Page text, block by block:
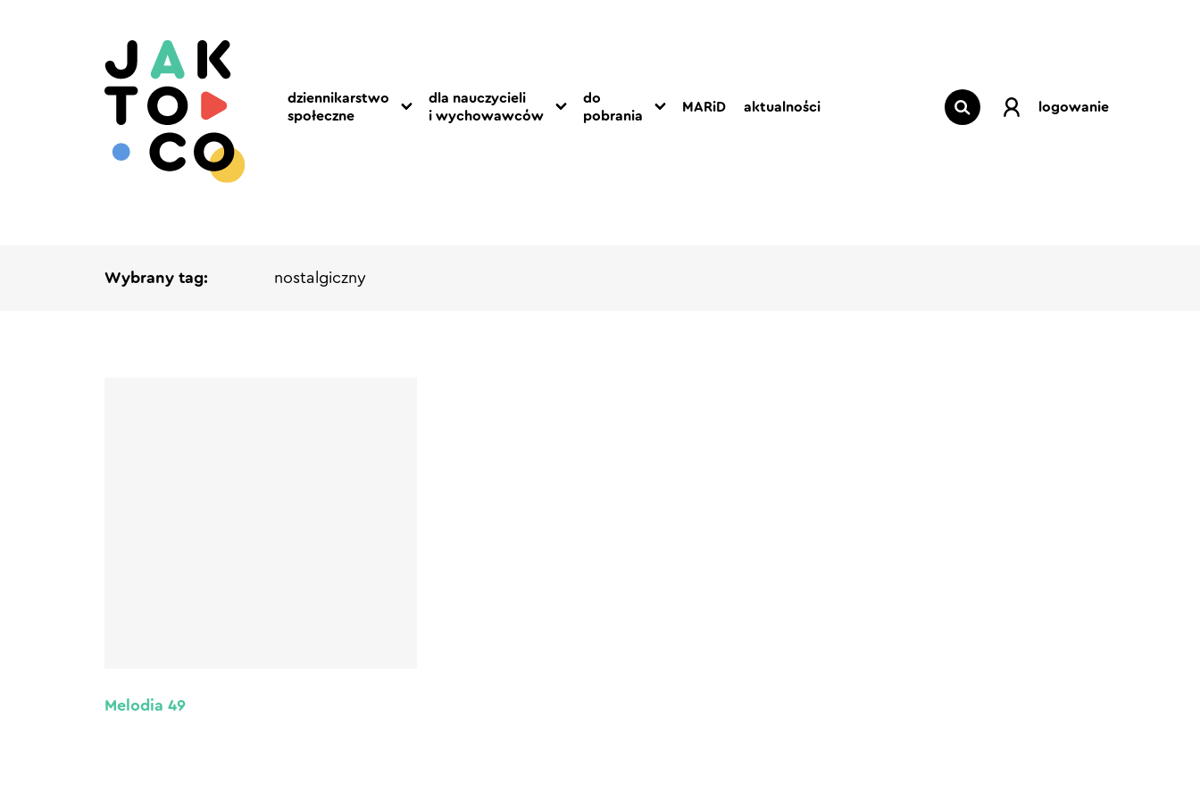
dziennikarstwo
społeczne
dla nauczycieli
i wychowawców
do
pobrania
MARiD aktualności logowanie
Wybrany tag: nostalgiczny
Melodia 49